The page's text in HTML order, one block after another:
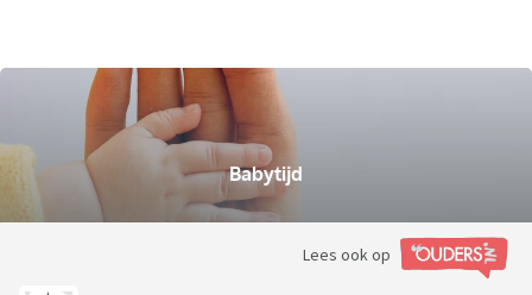
Babytijd
Lees ook op